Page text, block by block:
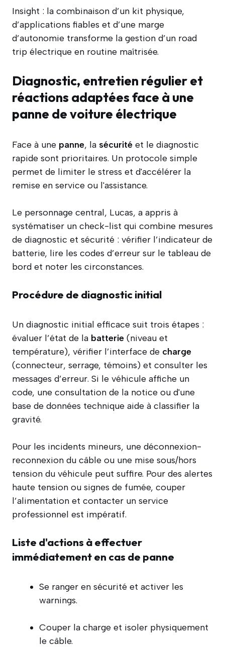
Insight : la combinaison d’un kit physique,
d’applications fiables et d’une marge
d’autonomie transforme la gestion d’un road
trip électrique en routine maîtrisée.
Diagnostic, entretien régulier et
réactions adaptées face à une
panne de voiture électrique
Face à une panne, la sécurité et le diagnostic
rapide sont prioritaires. Un protocole simple
permet de limiter le stress et d'accélérer la
remise en service ou l'assistance.
Le personnage central, Lucas, a appris à
systématiser un check-list qui combine mesures
de diagnostic et sécurité : vérifier l’indicateur de
batterie, lire les codes d’erreur sur le tableau de
bord et noter les circonstances.
Procédure de diagnostic initial
Un diagnostic initial efficace suit trois étapes :
évaluer l’état de la batterie (niveau et
température), vérifier l’interface de charge
(connecteur, serrage, témoins) et consulter les
messages d’erreur. Si le véhicule affiche un
code, une consultation de la notice ou d'une
base de données technique aide à classifier la
gravité.
Pour les incidents mineurs, une déconnexion-
reconnexion du câble ou une mise sous/hors
tension du véhicule peut suffire. Pour des alertes
haute tension ou signes de fumée, couper
l’alimentation et contacter un service
professionnel est impératif.
Liste d'actions à effectuer
immédiatement en cas de panne
Se ranger en sécurité et activer les
warnings.
Couper la charge et isoler physiquement
le câble.